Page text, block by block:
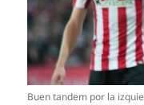
Buen tandem por la